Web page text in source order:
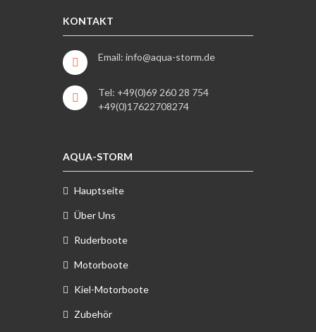
KONTAKT
Email: info@aqua-storm.de
Tel: +49(0)69 260 28 754
+49(0)17622708274
AQUA-STORM
Hauptseite
Über Uns
Ruderboote
Motorboote
Kiel-Motorboote
Zubehör